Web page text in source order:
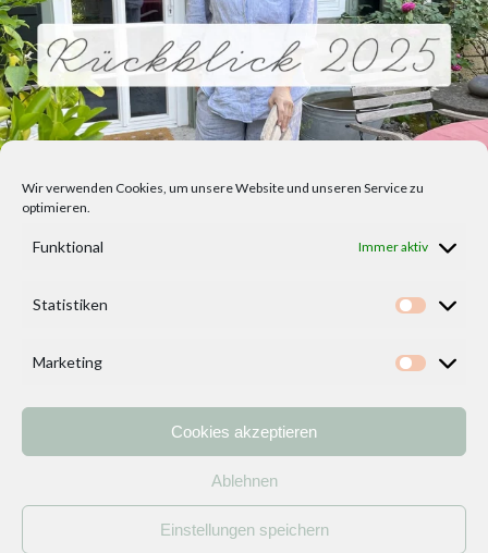
Wir verwenden Cookies, um unsere Website und unseren Service zu
optimieren.
Funktional Immer aktiv
Statistiken
Marketing
Cookies akzeptieren
Ablehnen
Einstellungen speichern
Kontakt
Impressum/ Datenschutzerklärung